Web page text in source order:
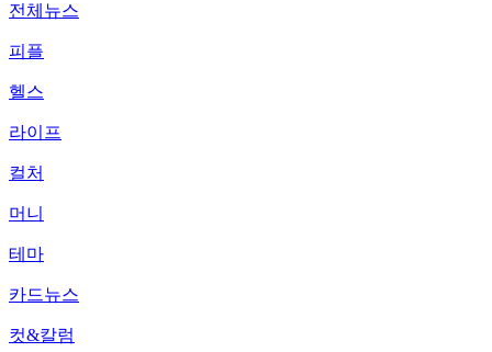
전체뉴스
피플
헬스
라이프
컬처
머니
테마
카드뉴스
컷&칼럼